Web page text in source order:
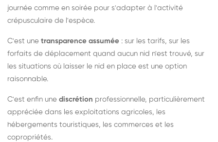
journée comme en soirée pour s'adapter à l'activité
crépusculaire de l'espèce.
C'est une transparence assumée : sur les tarifs, sur les
forfaits de déplacement quand aucun nid n'est trouvé, sur
les situations où laisser le nid en place est une option
raisonnable.
C'est enfin une discrétion professionnelle, particulièrement
appréciée dans les exploitations agricoles, les
hébergements touristiques, les commerces et les
copropriétés.